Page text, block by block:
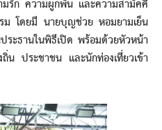
มรัก ความผูกพัน และความสามัคคี
ม โดยมี นายบุญช่วย หอมยามเย็น
ระธานในพิธีเปิด พร้อมด้วยหัวหน้า
ประชาชน และนักท่องเที่ยวเข้า